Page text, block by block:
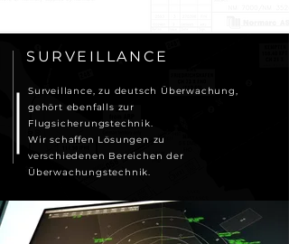
SURVEILLANCE
Surveillance, zu deutsch Überwachung,
gehört ebenfalls zur
Flugsicherungstechnik.
Wir schaffen Lösungen zu
verschiedenen Bereichen der
Überwachungstechnik.